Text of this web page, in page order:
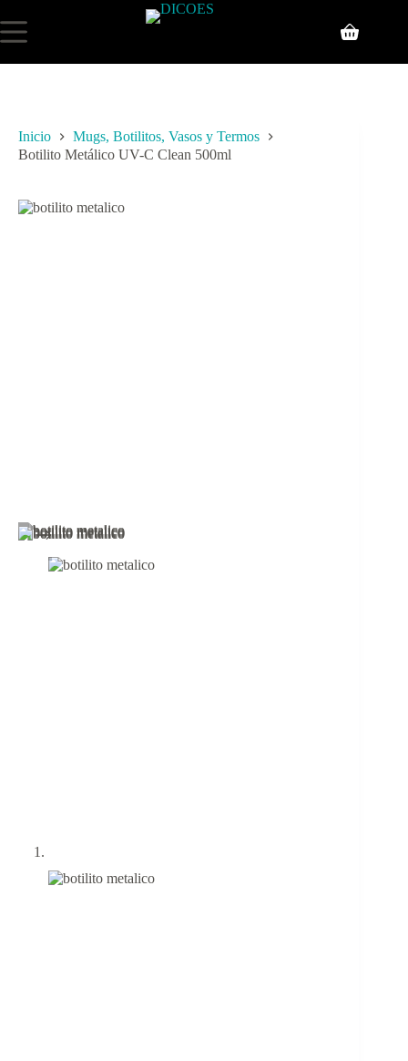
Inicio
Mugs, Botilitos, Vasos y Termos
Botilito Metálico UV-C Clean 500ml